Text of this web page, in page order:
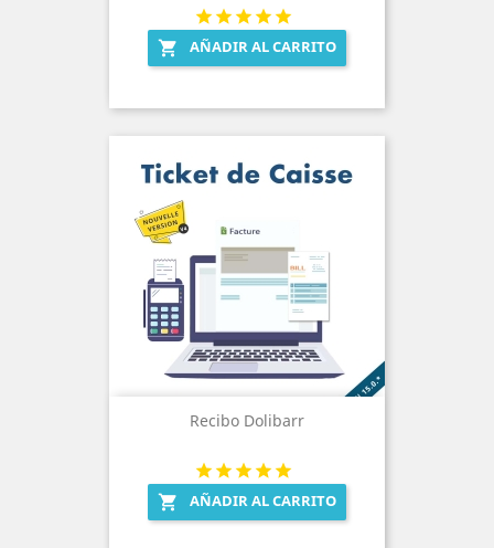
 AÑADIR AL CARRITO
Recibo Dolibarr
 AÑADIR AL CARRITO